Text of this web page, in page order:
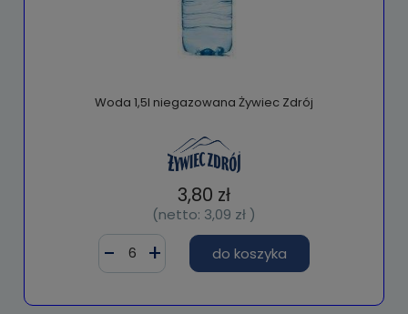
Woda 1,5l niegazowana Żywiec Zdrój
3,80 zł
(netto: 3,09 zł )
do koszyka